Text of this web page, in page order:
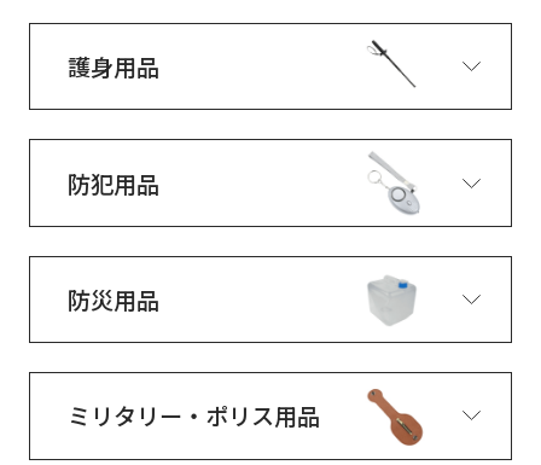
護身用品
防犯用品
防災用品
ミリタリー・ポリス用品